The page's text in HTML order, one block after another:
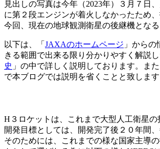
見出しの写真は今年（2023年）３月７日
に第２段エンジンが着火しなかったため
今回、現在の地球観測衛星の後継機となる
以下は、「 JAXAのホームページ 」から
きる範囲で出来る限り分かりやすく解説
史 」の中で詳しく説明しております。ま
で本ブログでは説明を省くことと致します
H３ロケットは、これまで大型人工衛星
開発目標としては、開発完了後２０年間
そのためには、これまでの様な国家主導